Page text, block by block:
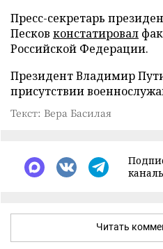
Пресс-секретарь
Песков констатировал
Российской Федерации.
Президент Владимир
присутствии
Текст: Вера Басилая
Читать